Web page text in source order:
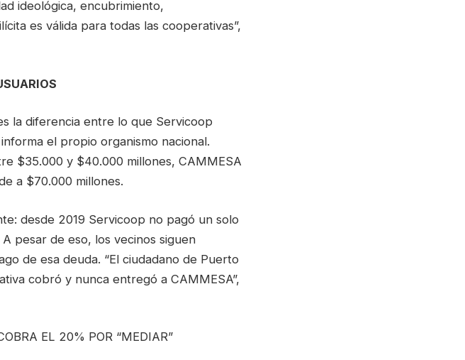
ideológica, encubrimiento,
es válida para todas las cooperativas”,
la diferencia entre lo que Servicoop
el propio organismo nacional.
$35.000 y $40.000 millones, CAMMESA
a $70.000 millones.
desde 2019 Servicoop no pagó un solo
pesar de eso, los vecinos siguen
de esa deuda. “El ciudadano de Puerto
cobró y nunca entregó a CAMMESA”,
EL 20% POR “MEDIAR”